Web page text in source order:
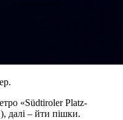
«Südtiroler Platz-
далі – йти пішки.